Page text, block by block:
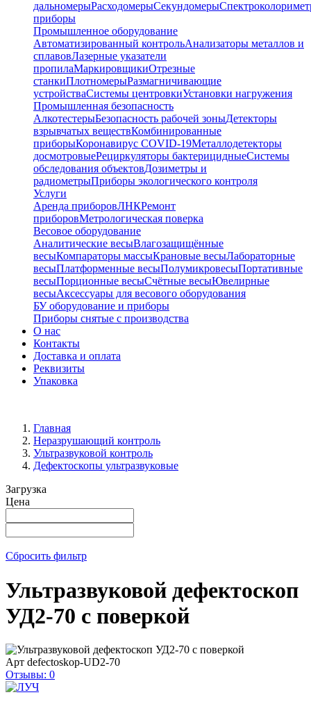
дальномерыРасходомерыСекундомеры
приборы
Промышленное оборудование
Автоматизированный контрольАнализаторы металлов и
сплавовЛазерные указатели
пропилаМаркировщикиОтрезные
станкиПлотномерыРазмагничивающие
устройстваСистемы центровкиУстановки нагружения
Промышленная безопасность
АлкотестерыБезопасность рабочей зоныДетекторы
взрывчатых веществКомбинированные
приборыКоронавирус COVID-19Металлодетекторы
досмотровыеРециркуляторы бактерицидныеСистемы
обследования объектовДозиметры и
радиометрыПриборы экологического контроля
Услуги
Аренда приборовЛНКРемонт
приборовМетрологическая поверка
Весовое оборудование
Аналитические весыВлагозащищённые
весыКомпараторы массыКрановые весыЛабораторные
весыПлатформенные весыПолумикровесыПортативные
весыПорционные весыСчётные весыЮвелирные
весыАксессуары для весового оборудования
БУ оборудование и приборы
Приборы снятые с производства
О нас
Контакты
Доставка и оплата
Реквизиты
Упаковка
Главная
Неразрушающий контроль
Ультразвуковой контроль
Дефектоскопы ультразвуковые
Загрузка
Цена
Сбросить фильтр
Ультразвуковой дефектоскоп
УД2-70 с поверкой
Арт defectoskop-UD2-70
Отзывы: 0